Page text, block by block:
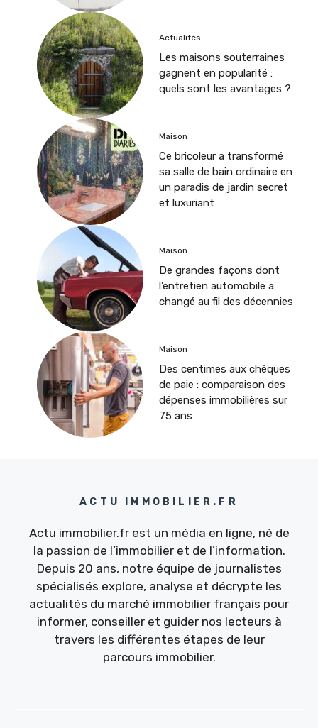
Actualités
Les maisons souterraines
gagnent en popularité :
quels sont les avantages ?
Maison
Ce bricoleur a transformé
sa salle de bain ordinaire en
un paradis de jardin secret
et luxuriant
Maison
De grandes façons dont
l’entretien automobile a
changé au fil des décennies
Maison
Des centimes aux chèques
de paie : comparaison des
dépenses immobilières sur
75 ans
ACTU IMMOBILIER.FR
Actu immobilier.fr est un média en ligne, né de
la passion de l’immobilier et de l’information.
Depuis 20 ans, notre équipe de journalistes
spécialisés explore, analyse et décrypte les
actualités du marché immobilier français pour
informer, conseiller et guider nos lecteurs à
travers les différentes étapes de leur
parcours immobilier.